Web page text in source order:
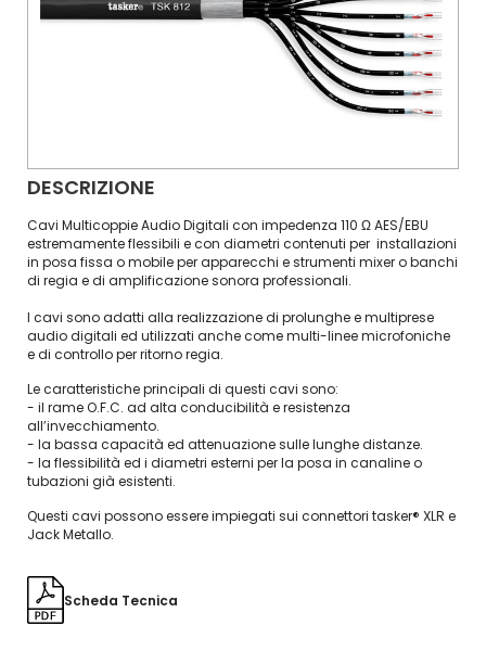
DESCRIZIONE
Cavi Multicoppie Audio Digitali con impedenza 110 Ω AES/EBU
estremamente flessibili e con diametri contenuti per installazioni
in posa fissa o mobile per apparecchi e strumenti mixer o banchi
di regia e di amplificazione sonora professionali.
I cavi sono adatti alla realizzazione di prolunghe e multiprese
audio digitali ed utilizzati anche come multi-linee microfoniche
e di controllo per ritorno regia.
Le caratteristiche principali di questi cavi sono:
- il rame O.F.C. ad alta conducibilità e resistenza
all’invecchiamento.
- la bassa capacità ed attenuazione sulle lunghe distanze.
- la flessibilità ed i diametri esterni per la posa in canaline o
tubazioni già esistenti.
Questi cavi possono essere impiegati sui connettori tasker® XLR e
Jack Metallo.
Scheda Tecnica